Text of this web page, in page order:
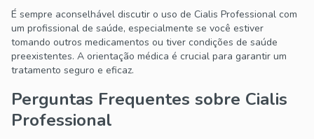
É sempre aconselhável discutir o uso de Cialis Professional com
um profissional de saúde, especialmente se você estiver
tomando outros medicamentos ou tiver condições de saúde
preexistentes. A orientação médica é crucial para garantir um
tratamento seguro e eficaz.
Perguntas Frequentes sobre Cialis
Professional